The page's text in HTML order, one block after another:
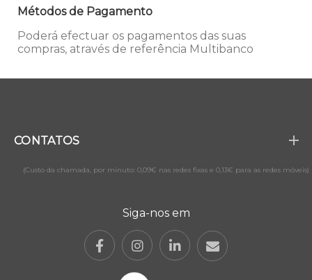
Métodos de Pagamento
Poderá efectuar os pagamentos das suas
compras, através de referência Multibanco
CONTATOS
(Custo da chamada, por minuto: 0,09€ nas redes fixas e 0,13€ para as redes móveis)
Siga-nos em